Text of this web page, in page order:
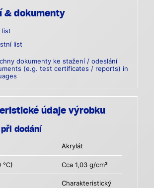
& dokumenty
list
list
dokumenty ke stažení / odeslání
(e.g. test certificates / reports) in
údaje výrobku
dodání
Akrylát
°C) Cca 1,03 g/cm³
Charakteristický